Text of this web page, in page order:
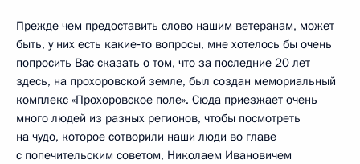
Прежде чем предоставить слово нашим ветеранам, может
быть, у них есть какие‑то вопросы, мне хотелось бы очень
попросить Вас сказать о том, что за последние 20 лет
здесь, на прохоровской земле, был создан мемориальный
комплекс «Прохоровское поле». Сюда приезжает очень
много людей из разных регионов, чтобы посмотреть
на чудо, которое сотворили наши люди во главе
с попечительским советом, Николаем Ивановичем